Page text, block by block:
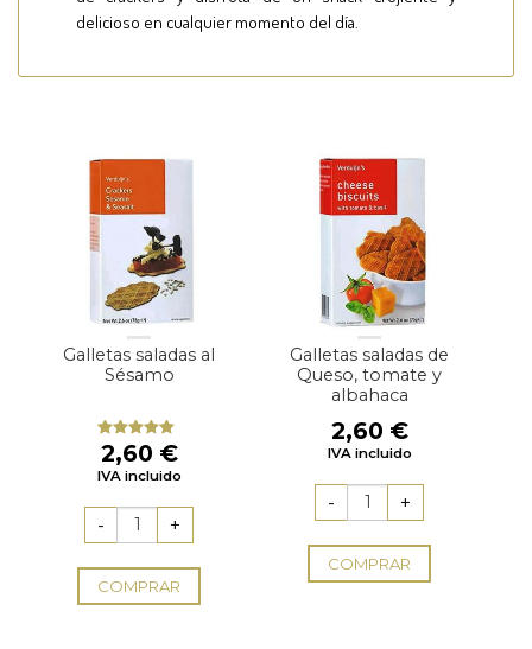
delicioso en cualquier momento del día.
Galletas saladas al
Sésamo
Valorado
con5.00
de
5
2,60 €
IVA incluido
COMPRAR
Galletas saladas de
Queso, tomate y
albahaca
2,60 €
IVA incluido
COMPRAR